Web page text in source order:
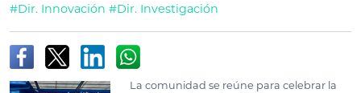
#Dir. Innovación #Dir. Investigación
La comunidad se reúne para celebrar la